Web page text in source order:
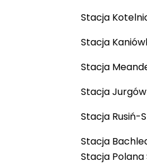
Stacja
Stacja
Stacja
Stacja Jurgów
Stacja Rusiń-
Stacja
Stacja